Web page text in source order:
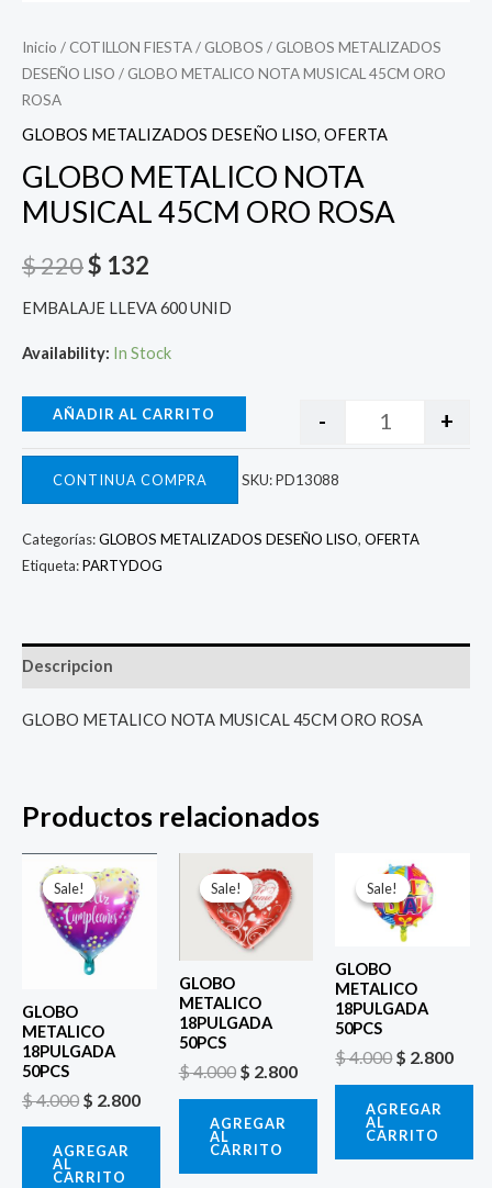
Inicio / COTILLON FIESTA/ GLOBOS / GLOBOS METALIZADOS
DESEÑO LISO / GLOBO METALICO NOTA MUSICAL 45CM ORO
ROSA
GLOBOS METALIZADOS DESEÑO LISO, OFERTA
GLOBO METALICO NOTA
MUSICAL 45CM ORO ROSA
$220$ 132
EMBALAJE LLEVA 600 UNID
Availability: In Stock
- +
AÑADIR AL CARRITO
CONTINUA COMPRA SKU:PD13088
Categorías:GLOBOS METALIZADOS DESEÑO LISO, OFERTA
Etiqueta:PARTYDOG
Descripcion
GLOBO METALICO NOTA MUSICAL 45CM ORO ROSA
Productos relacionados
Sale!
Sale!
GLOBO
METALICO
18PULGADA
50PCS
$4.000
precio
original
era:
$ 4.000.
$ 2.800
AGREGAR
AL
CARRITO
Sale!
Sale!
GLOBO
METALICO
18PULGADA
50PCS
$4.000
precio
original
era:
$ 4.000.
$ 2.800
AGREGAR
AL
CARRITO
Sale!
Sale!
GLOBO
METALICO
18PULGADA
50PCS
$4.000
El
precio
original
era:
$ 2.800
AGREGAR
AL
CARRITO